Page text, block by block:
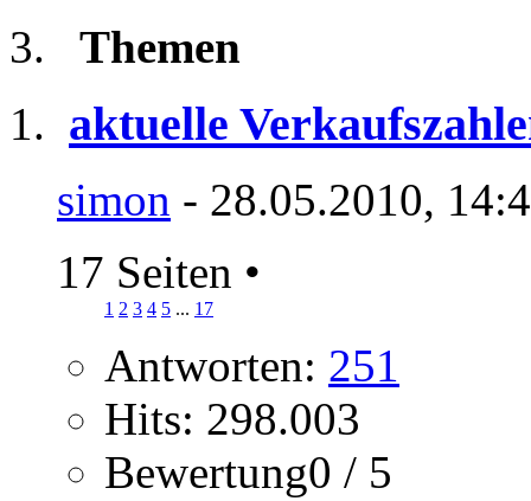
Themen
aktuelle
simon - 28.05.2010,
17 Seiten •
1 2 3 4 5 ... 17
Antworten: 251
Hits: 298.003
Bewertung0 / 5